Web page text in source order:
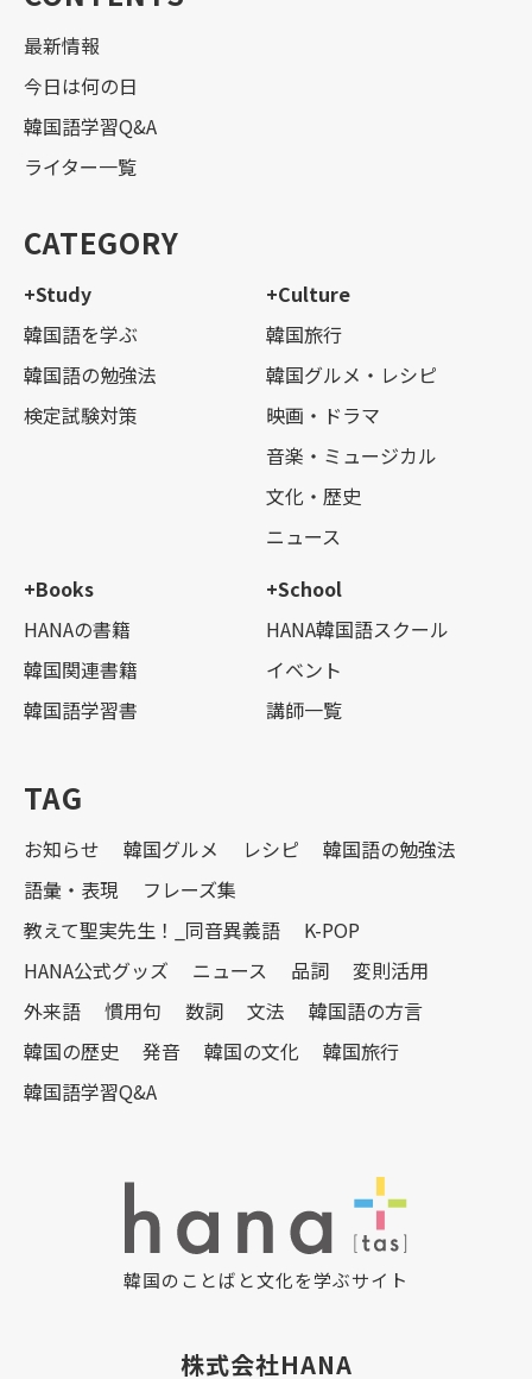
最新情報
今日は何の日
韓国語学習Q&A
ライター一覧
CATEGORY
+Study
韓国語を学ぶ
韓国語の勉強法
検定試験対策
+Culture
韓国旅行
韓国グルメ・レシピ
映画・ドラマ
音楽・ミュージカル
文化・歴史
ニュース
+Books
HANAの書籍
韓国関連書籍
韓国語学習書
+School
HANA韓国語スクール
イベント
講師一覧
TAG
お知らせ 韓国グルメ レシピ
韓国語の勉強法
語彙・表現
フレーズ集
教えて聖実先生！_同音異義語
K-POP
HANA公式グッズ
ニュース 品詞
変則活用
外来語
慣用句 数詞 文法
韓国語の方言
韓国の歴史
発音 韓国の文化
韓国旅行
韓国語学習Q&A
韓国のことばと文化を学ぶサイト
株式会社HANA